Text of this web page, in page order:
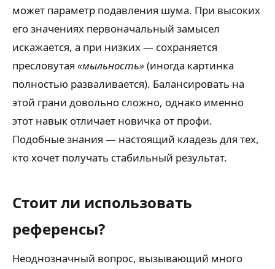
может параметр подавления шума. При высоких
его значениях первоначальный замысел
искажается, а при низких — сохраняется
пресловутая «мыльность»(иногда картинка
полностью разваливается). Балансировать на
этой грани довольно сложно, однако именно
этот навык отличает новичка от профи.
Подобные знания — настоящий кладезь для тех,
кто хочет получать стабильный результат.
Стоит ли использовать
референсы?
Неоднозначный вопрос, вызывающий много